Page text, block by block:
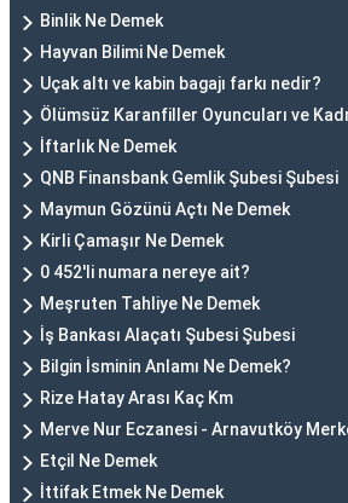
Binlik Ne Demek
Hayvan Bilimi Ne Demek
Uçak altı ve kabin bagajı farkı nedir?
Ölümsüz Karanfiller Oyuncuları ve
İftarlık Ne Demek
QNB Finansbank Gemlik Şubesi Şubesi
Maymun Gözünü Açtı Ne Demek
Kirli Çamaşır Ne Demek
0 452'li numara nereye ait?
Meşruten Tahliye Ne Demek
İş Bankası Alaçatı Şubesi Şubesi
Bilgin İsminin Anlamı Ne Demek?
Rize Hatay Arası Kaç Km
Merve Nur Eczanesi - Arnavutköy
Etçil Ne Demek
İttifak Etmek Ne Demek